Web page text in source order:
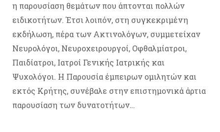
η παρουσίαση θεμάτων που άπτονται πολλών
ειδικοτήτων. Έτσι λοιπόν, στη συγκεκριμένη
εκδήλωση, πέρα των Ακτινολόγων, συμμετείχαν
Νευρολόγοι, Νευροχειρουργοί, Οφθαλμίατροι,
Παιδίατροι, Ιατροί Γενικής Ιατρικής και
Ψυχολόγοι. Η Παρουσία έμπειρων ομιλητών και
εκτός Κρήτης, συνέβαλε στην επιστημονικά άρτια
παρουσίαση των δυνατοτήτων…